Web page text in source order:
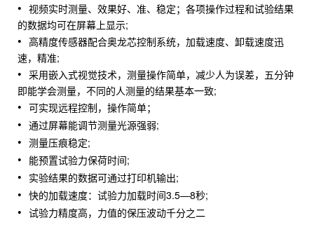
视频实时测量、效果好、准、稳定；各项操作过程和试验结果
的数据均可在屏幕上显示;
高精度传感器配合奥龙芯控制系统，加载速度、卸载速度迅
速，精准;
采用嵌入式视觉技术，测量操作简单，减少人为误差，五分钟
即能学会测量，不同的人测量的结果基本一致;
可实现远程控制，操作简单；
通过屏幕能调节测量光源强弱;
测量压痕稳定;
能预置试验力保荷时间;
实验结果的数据可通过打印机输出;
快的加载速度：试验力加载时间3.5—8秒;
试验力精度高，力值的保压波动千分之二